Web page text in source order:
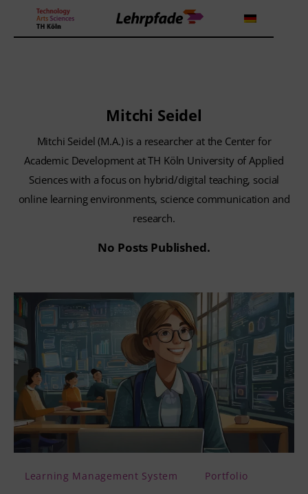
Lehrstrategie
Workshops
Mitchi Seidel
Mitchi Seidel (M.A.) is a researcher at the Center for
Academic Development at TH Köln University of Applied
Sciences with a focus on hybrid/digital teaching, social
online learning environments, science communication and
research.
No Posts Published.
Learning Management System Portfolio